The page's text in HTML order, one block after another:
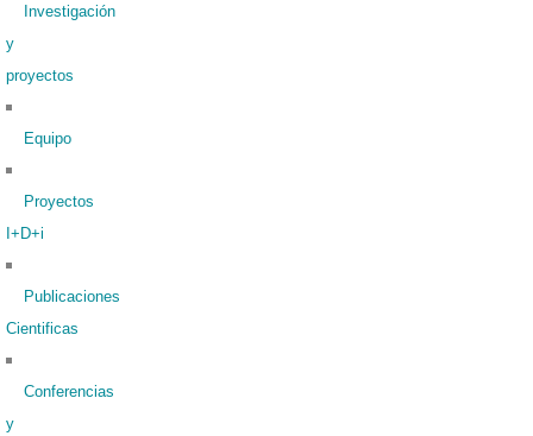
Investigación
y
proyectos
Equipo
Proyectos
I+D+i
Publicaciones
Cientificas
Conferencias
y